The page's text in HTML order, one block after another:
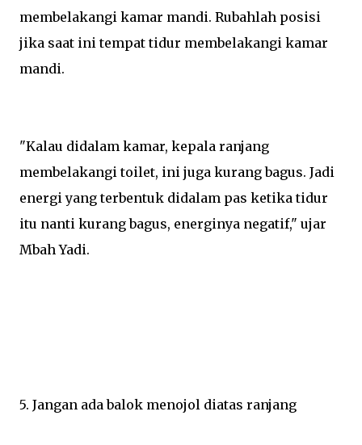
membelakangi kamar mandi. Rubahlah posisi
jika saat ini tempat tidur membelakangi kamar
mandi.
"Kalau didalam kamar, kepala ranjang
membelakangi toilet, ini juga kurang bagus. Jadi
energi yang terbentuk didalam pas ketika tidur
itu nanti kurang bagus, energinya negatif," ujar
Mbah Yadi.
5. Jangan ada balok menojol diatas ranjang